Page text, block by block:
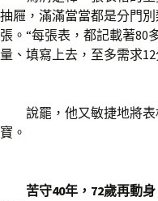
抽屜，滿滿當當都是分門
張。“每張表，都記載著80
量、填寫上去，至多需求12
說罷，他又敏捷地將表
寶。
苦守40年，72歲再動身